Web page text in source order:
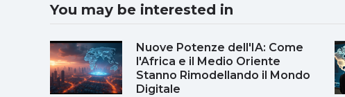
You may be interested in
Nuove Potenze dell'IA: Come
l'Africa e il Medio Oriente
Stanno Rimodellando il Mondo
Digitale